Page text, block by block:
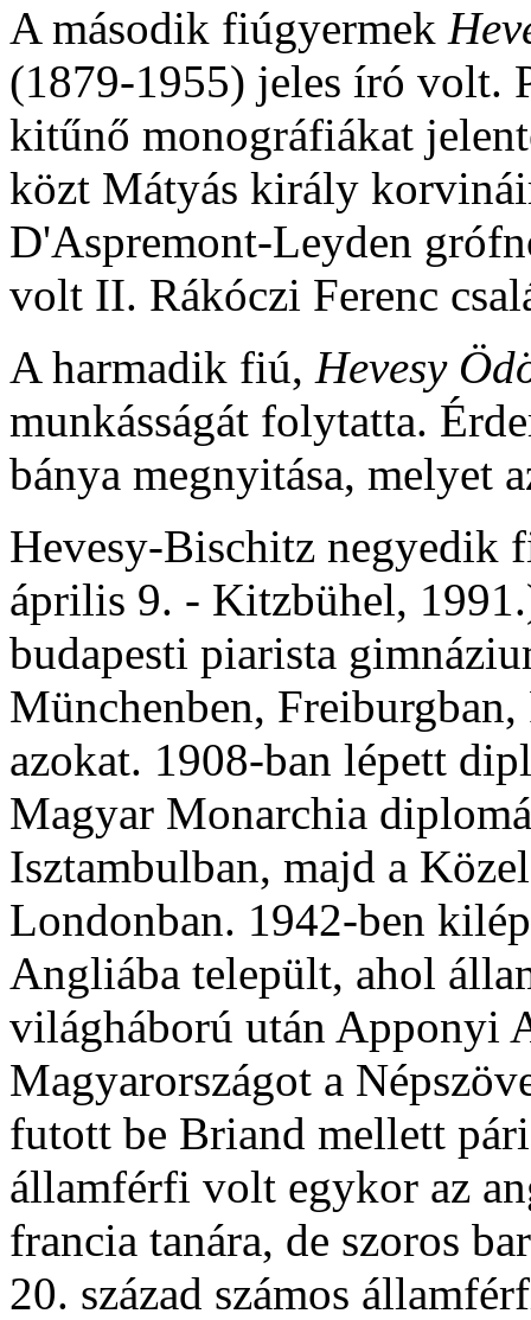
A második fiúgyermek
(1879-1955) jeles író volt.
kitűnő monográfiákat
közt Mátyás király
D'Aspremont-Leyden
volt II. Rákóczi Ferenc
A harmadik fiú, Hevesy
munkásságát folytatta.
bánya megnyitása, melyet
Hevesy-Bischitz negyedik
április 9. - Kitzbühel,
budapesti piarista
Münchenben,
azokat. 1908-ban lépett
Magyar Monarchia
Isztambulban, majd a
Londonban. 1942-ben
Angliába települt, ahol
világháború után Apponyi
Magyarországot a
futott be Briand mellett
államférfi volt egykor az
francia tanára, de szoros
20. század számos